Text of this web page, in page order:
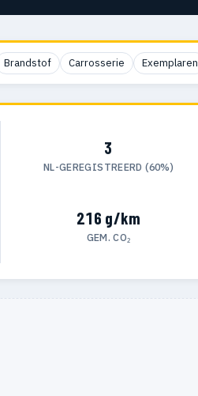
Brandstof Carrosserie Exemplaren
3
NL-GEREGISTREERD (60%)
216 g/km
GEM. CO₂